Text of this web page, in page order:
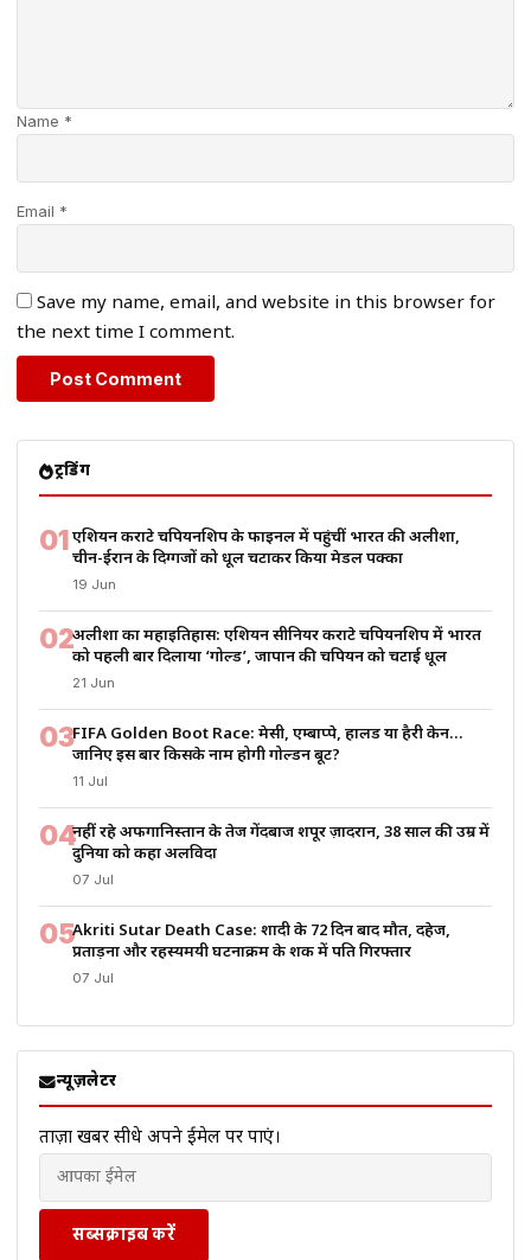
Name *
Email *
Save my name, email, and website in this browser for
the next time I comment.
ट्रेंडिंग
01एशियन कराटे चैंपियनशिप के फाइनल में पहुंचीं भारत की अलीशा,
चीन-ईरान के दिग्गजों को धूल चटाकर किया मेडल पक्का
19 Jun
02अलीशा का महाइतिहास: एशियन सीनियर कराटे चैंपियनशिप में भारत
को पहली बार दिलाया ‘गोल्ड’, जापान की चैंपियन को चटाई धूल
21 Jun
03FIFA Golden Boot Race: मेसी, एम्बाप्पे, हालैंड या हैरी केन…
जानिए इस बार किसके नाम होगी गोल्डन बूट?
11 Jul
04नहीं रहे अफगानिस्तान के तेज गेंदबाज शपूर ज़ादरान, 38 साल की उम्र में
दुनिया को कहा अलविदा
07 Jul
05Akriti Sutar Death Case: शादी के 72 दिन बाद मौत, दहेज,
प्रताड़ना और रहस्यमयी घटनाक्रम के शक में पति गिरफ्तार
07 Jul
न्यूज़लेटर
ताज़ा खबरें सीधे अपने ईमेल पर पाएं।
सब्सक्राइब करें